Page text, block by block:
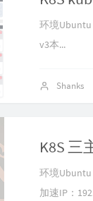
环境Ubuntu
v3本...
Shanks
环境Ubuntu
加速IP：